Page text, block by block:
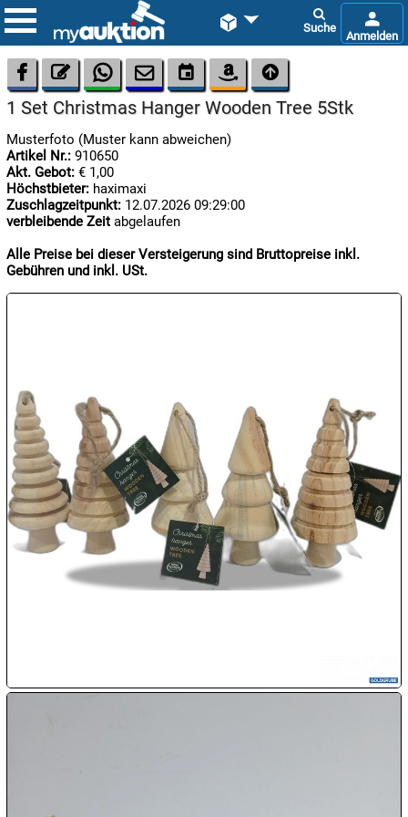
 

06.08:

07.08:

07.08:
      
1 Set Christmas Hanger Wooden Tree 5Stk
Musterfoto (Muster kann abweichen)
Artikel Nr.: 910650
Akt. Gebot: € 1,00
Höchstbieter: haximaxi
Zuschlagzeitpunkt: 12.07.2026 09:29:00
verbleibende Zeit abgelaufen
Alle Preise bei dieser Versteigerung sind Bruttopreise inkl.
Gebühren und inkl. USt.